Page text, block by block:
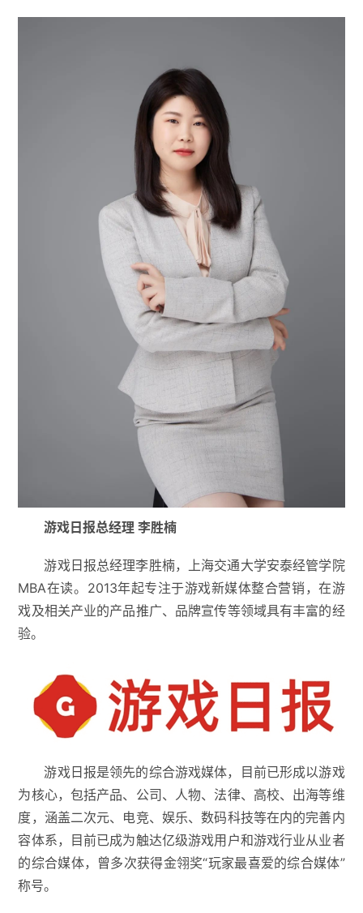
游戏日报总经理 李胜楠
游戏日报总经理李胜楠，上海交通大学安泰经管学院
MBA在读。2013年起专注于游戏新媒体整合营销，在游
戏及相关产业的产品推广、品牌宣传等领域具有丰富的经
验。
游戏日报是领先的综合游戏媒体，目前已形成以游戏
为核心，包括产品、公司、人物、法律、高校、出海等维
度，涵盖二次元、电竞、娱乐、数码科技等在内的完善内
容体系，目前已成为触达亿级游戏用户和游戏行业从业者
的综合媒体，曾多次获得金翎奖“玩家最喜爱的综合媒体”
称号。